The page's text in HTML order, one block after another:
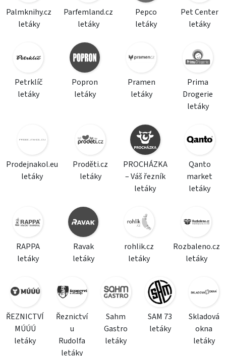
Palmknihy.cz
letáky
Parfemland.cz
letáky
Pepco
letáky
Pet Center
letáky
Petrklíč
letáky
Popron
letáky
Pramen
letáky
Prima
Drogerie
letáky
Prodejnakol.eu
letáky
Proděti.cz
letáky
PROCHÁZKA
– Váš řezník
letáky
Qanto
market
letáky
RAPPA
letáky
Ravak
letáky
rohlik.cz
letáky
Rozbaleno.cz
letáky
ŘEZNICTVÍ
MÚÚÚ
letáky
Řeznictví
u
Rudolfa
letáky
Sahm
Gastro
letáky
SAM 73
letáky
Skladová
okna
letáky